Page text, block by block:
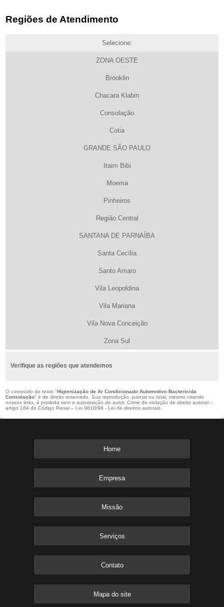
Regiões de Atendimento
Selecione:
ZONA OESTE
Brooklin
Chacara Klabin
Consolação
Cotia
GRANDE SÃO PAULO
Itaim Bibi
Moema
Pinheiros
Região Central
SANTANA DE PARNAÍBA
Santa Cecília
Santo Amaro
Vila Leopoldina
Vila Mariana
Vila Nova Conceição
Zona Sul
Verifique as regiões que atendemos
O conteúdo do texto " Higienização de Ar Condicionado Automotivo Bactericida
Consolação" é de direito reservado. Sua reprodução, parcial ou total, mesmo citando
nossos links, é proibida sem a autorização do autor. Crime de violação de direito autoral –
artigo 184 do Código Penal – Lei 9610/98 - Lei de direitos autorais.
Home
Empresa
Missão
Serviços
Contato
Mapa do site